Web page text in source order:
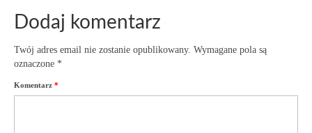
Dodaj komentarz
Twój adres email nie zostanie opublikowany. Wymagane pola są
oznaczone *
Komentarz *